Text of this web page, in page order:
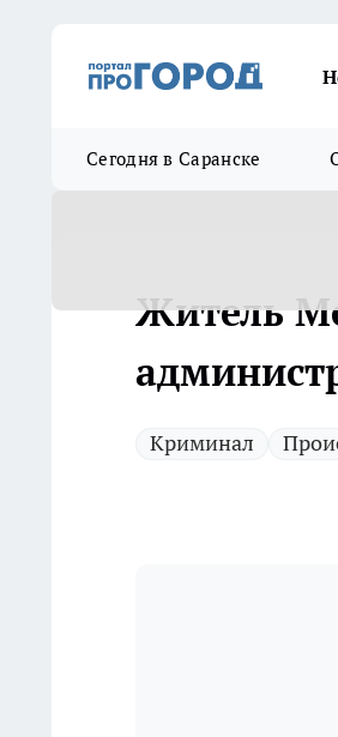
Сегодня в Саранске
Житель
Криминал